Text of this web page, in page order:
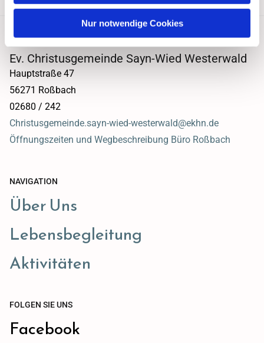
Nur notwendige Cookies
Ev. Christusgemeinde Sayn-Wied Westerwald
Hauptstraße 47
56271 Roßbach
02680 / 242
Christusgemeinde.sayn-wied-westerwald@ekhn.de
Öffnungszeiten und Wegbeschreibung Büro Roßbach
NAVIGATION
Über Uns
Lebensbegleitung
Aktivitäten
FOLGEN SIE UNS
Facebook